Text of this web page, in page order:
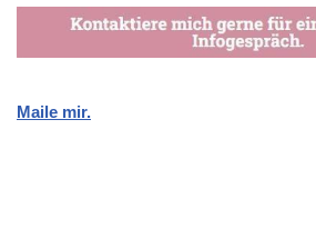
Maile mir.